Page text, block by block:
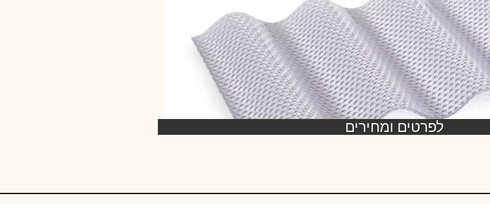
לפרטים ומחירים